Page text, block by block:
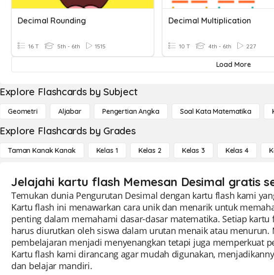
Decimal Rounding
16 T 5th - 6th 1515
Decimal Multiplication
10 T 4th - 6th 227
Load More
Explore Flashcards by Subject
Geometri Aljabar Pengertian Angka Soal Kata Matematika
Explore Flashcards by Grades
Taman Kanak Kanak Kelas 1 Kelas 2 Kelas 3 Kelas 4
Jelajahi kartu flash Memesan Desimal gratis
Temukan dunia Pengurutan Desimal dengan kartu flash kami
Kartu flash ini menawarkan cara unik dan menarik untuk
penting dalam memahami dasar-dasar matematika. Setiap
harus diurutkan oleh siswa dalam urutan menaik atau
pembelajaran menjadi menyenangkan tetapi juga memperkuat
Kartu flash kami dirancang agar mudah digunakan,
dan belajar mandiri.